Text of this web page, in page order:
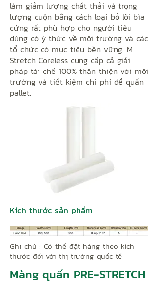
làm giảm lượng chất thải và trọng
lượng cuộn bằng cách loại bỏ lõi bìa
cứng rất phù hợp cho người tiêu
dùng có ý thức về môi trường và các
tổ chức có mục tiêu bền vững. M
Stretch Coreless cung cấp cả giải
pháp tái chế 100% thân thiện với môi
trường và tiết kiệm chi phí để quấn
pallet.
Kích thước sản phẩm
Ghi chú : Có thể đặt hàng theo kích
thước đối với thị trường quốc tế
Màng quấn PRE-STRETCH